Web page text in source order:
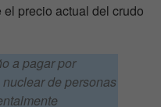
precio actual del crudo
a pagar por
de personas